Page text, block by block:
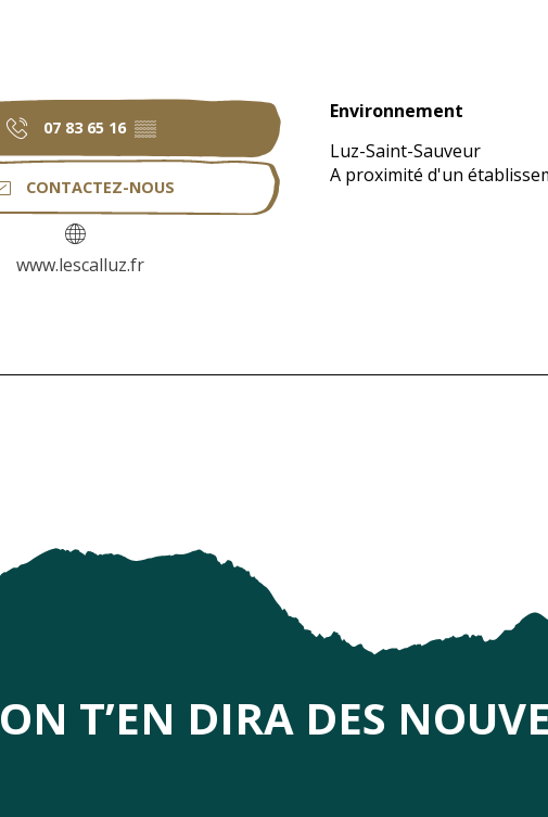
07 83 65 16 ▒▒
CONTACTEZ-NOUS
www.lescalluz.fr
Environnement
Environnement
Luz-Saint-Sauveur
A proximité d'un
ON T’EN DIRA DES